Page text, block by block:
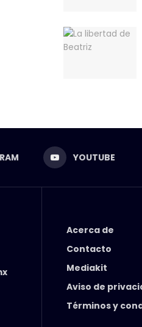
YOUTUBE
Acerca de
Contacto
Mediakit
Aviso de
Términos y